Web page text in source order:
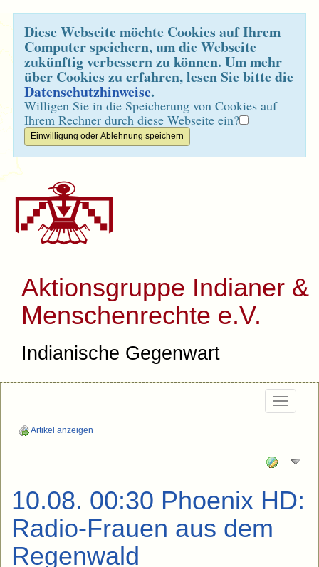
Diese Webseite möchte Cookies auf Ihrem
Computer speichern, um die Webseite
zukünftig verbessern zu können. Um mehr
über Cookies zu erfahren, lesen Sie bitte die
Datenschutzhinweise.
Willigen Sie in die Speicherung von Cookies auf
Ihrem Rechner durch diese Webseite ein?
Aktionsgruppe Indianer &
Menschenrechte e.V.
Indianische Gegenwart
Artikel anzeigen
10.08. 00:30 Phoenix HD:
Radio-Frauen aus dem
Regenwald